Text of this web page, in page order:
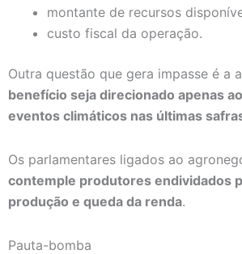
montante de recursos
custo fiscal da operação.
Outra questão que gera impasse é a
benefício seja direcionado apenas
eventos climáticos nas últimas
Os parlamentares ligados ao
contemple produtores endividados
produção e queda da renda.
Pauta-bomba